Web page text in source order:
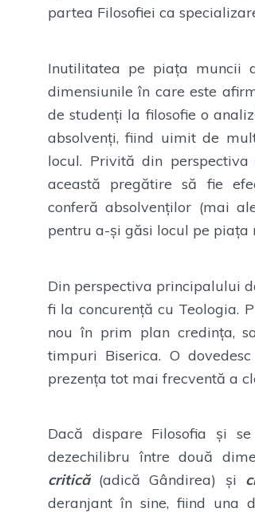
partea Filosofiei ca
Inutilitatea pe piața muncii
dimensiunile în care este
de studenți la filosofie o
absolvenți, fiind uimit de
locul. Privită din
această pregătire să fie
conferă absolvenților (mai
pentru a-și găsi locul pe piața
Din perspectiva principalului
fi la concurență cu Teologia.
nou în prim plan credința,
timpuri Biserica. O
prezența tot mai frecventă a
Dacă dispare Filosofia și
dezechilibru între două
critică(adică Gândirea) și
deranjant în sine, fiind una